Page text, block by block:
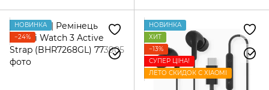
НОВИНКА
−24%
НОВИНКА
ХИТ
−13%
СУПЕР ЦІНА!
ЛЕТО СКИДОК С XIAOMI